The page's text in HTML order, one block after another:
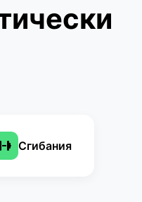
Сгибания